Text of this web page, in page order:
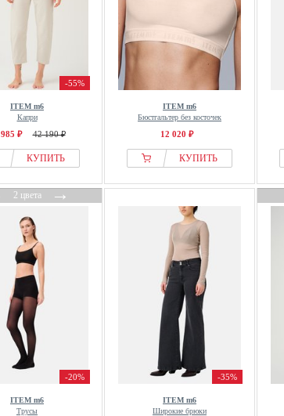
-55%
ITEM m6
Капри
₽ 42 190 ₽
КУПИТЬ
ITEM m6
Бюстгальтер без косточек
12 020 ₽
КУПИТЬ
2 цвета→
-20%
ITEM m6
Трусы
-35%
ITEM m6
Широкие брюки